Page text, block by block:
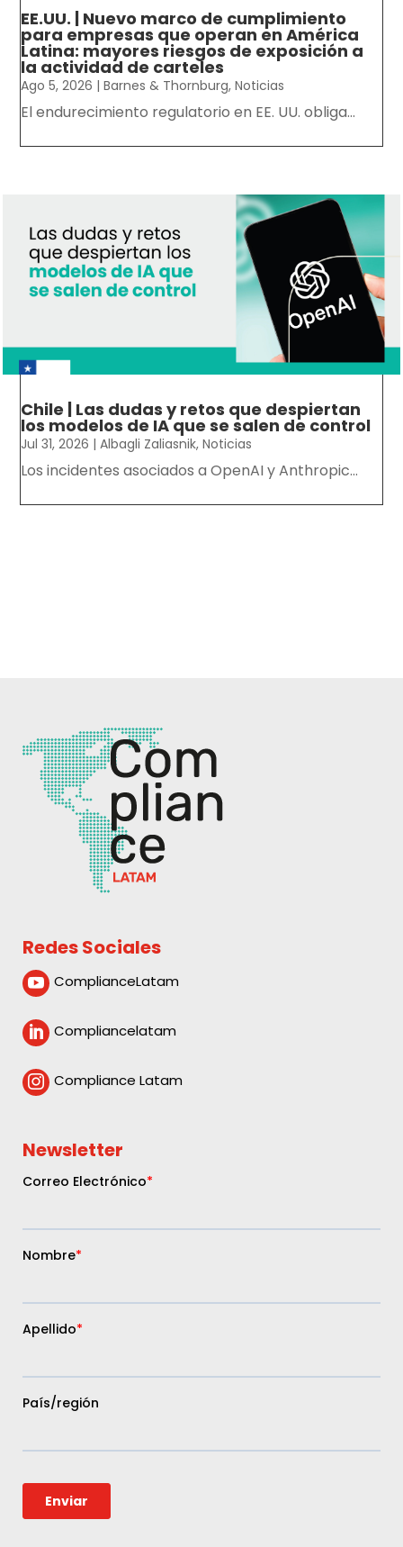
EE.UU. | Nuevo marco de cumplimiento
para empresas que operan en América
Latina: mayores riesgos de exposición a
la actividad de carteles
Ago 5, 2026 |Barnes & Thornburg,Noticias
El endurecimiento regulatorio en EE. UU. obliga...
Chile | Las dudas y retos que despiertan
los modelos de IA que se salen de control
Jul 31, 2026 |Albagli Zaliasnik,Noticias
Los incidentes asociados a OpenAI y Anthropic...
Redes Sociales
 ComplianceLatam
 Compliancelatam
 Compliance Latam
Newsletter